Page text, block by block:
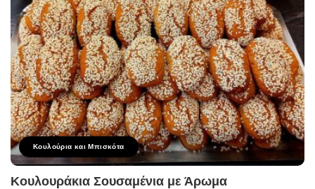
Κουλούρια και Μπισκότα
Κουλουράκια Σουσαμένια με Άρωμα